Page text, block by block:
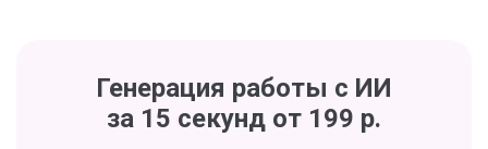
Генерация работы с ИИ
за 15 секунд от 199 р.